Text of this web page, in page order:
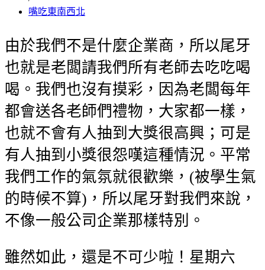
嘴吃東南西北
由於我們不是什麼企業商，所以尾牙
也就是老闆請我們所有老師去吃吃喝
喝。我們也沒有摸彩，因為老闆每年
都會送各老師們禮物，大家都一樣，
也就不會有人抽到大獎很高興；可是
有人抽到小獎很怨嘆這種情況。平常
我們工作的氣氛就很歡樂，(被學生氣
的時候不算)，所以尾牙對我們來說，
不像一般公司企業那樣特別。
雖然如此，還是不可少啦！星期六